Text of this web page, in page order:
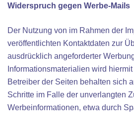
Widerspruch gegen Werbe-Mails
Der Nutzung von im Rahmen der
veröffentlichten Kontaktdaten zur
ausdrücklich angeforderter
Informationsmaterialien wird
Betreiber der Seiten behalten sich
Schritte im Falle der unverlangten
Werbeinformationen, etwa durch